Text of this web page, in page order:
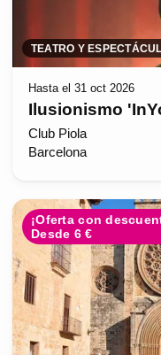
TEATRO Y
Hasta el 31 oct 2026
Ilusionismo
Club Piola
Barcelona
¡Oferta con
Desde 6 €